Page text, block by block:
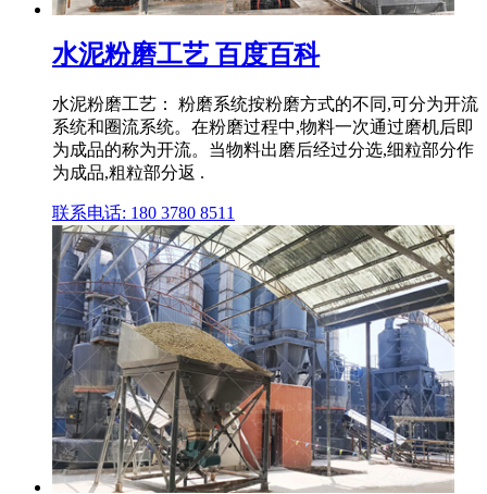
水泥粉磨工艺 百度百科
水泥粉磨工艺： 粉磨系统按粉磨方式的不同,可分为开流
系统和圈流系统。在粉磨过程中,物料一次通过磨机后即
为成品的称为开流。当物料出磨后经过分选,细粒部分作
为成品,粗粒部分返 .
联系电话: 180 3780 8511